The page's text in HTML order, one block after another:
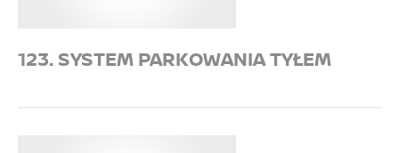
123. SYSTEM PARKOWANIA TYŁEM